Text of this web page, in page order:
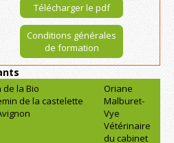
Télécharger le pdf
Conditions générales
de formation
de la Bio
de la castelette
Oriane
Malburet-
Vye
Vétérinaire
du cabinet